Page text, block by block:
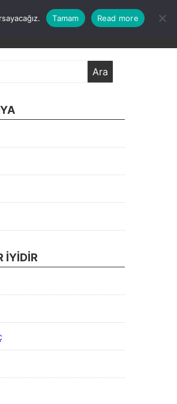
İLETİŞİM ARŞİV
İYIDIR
Tamam Read more